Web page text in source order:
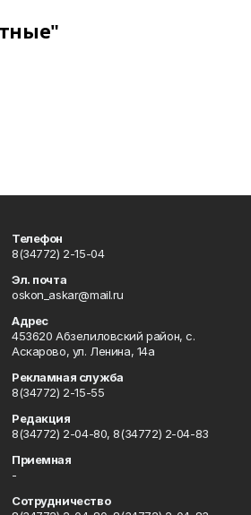
Телефон
8(34772) 2-15-04
Эл. почта
oskon_askar@mail.ru
Адрес
453620 Абзелиловский район, с.
Аскарово, ул. Ленина, 14а
Рекламная служба
8(34772) 2-15-55
Редакция
8(34772) 2-04-80, 8(34772) 2-04-83
Приемная
-
Сотрудничество